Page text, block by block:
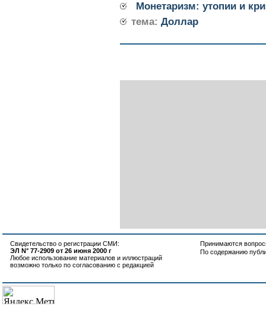
Монетаризм: утопии и
тема: Доллар
Свидетельство о регистрации СМИ:
ЭЛ N° 77-2909 от 26 июня 2000 г
Любое использование материалов и иллюстраций
возможно только по согласованию с редакцией
Принимаются
По содержанию